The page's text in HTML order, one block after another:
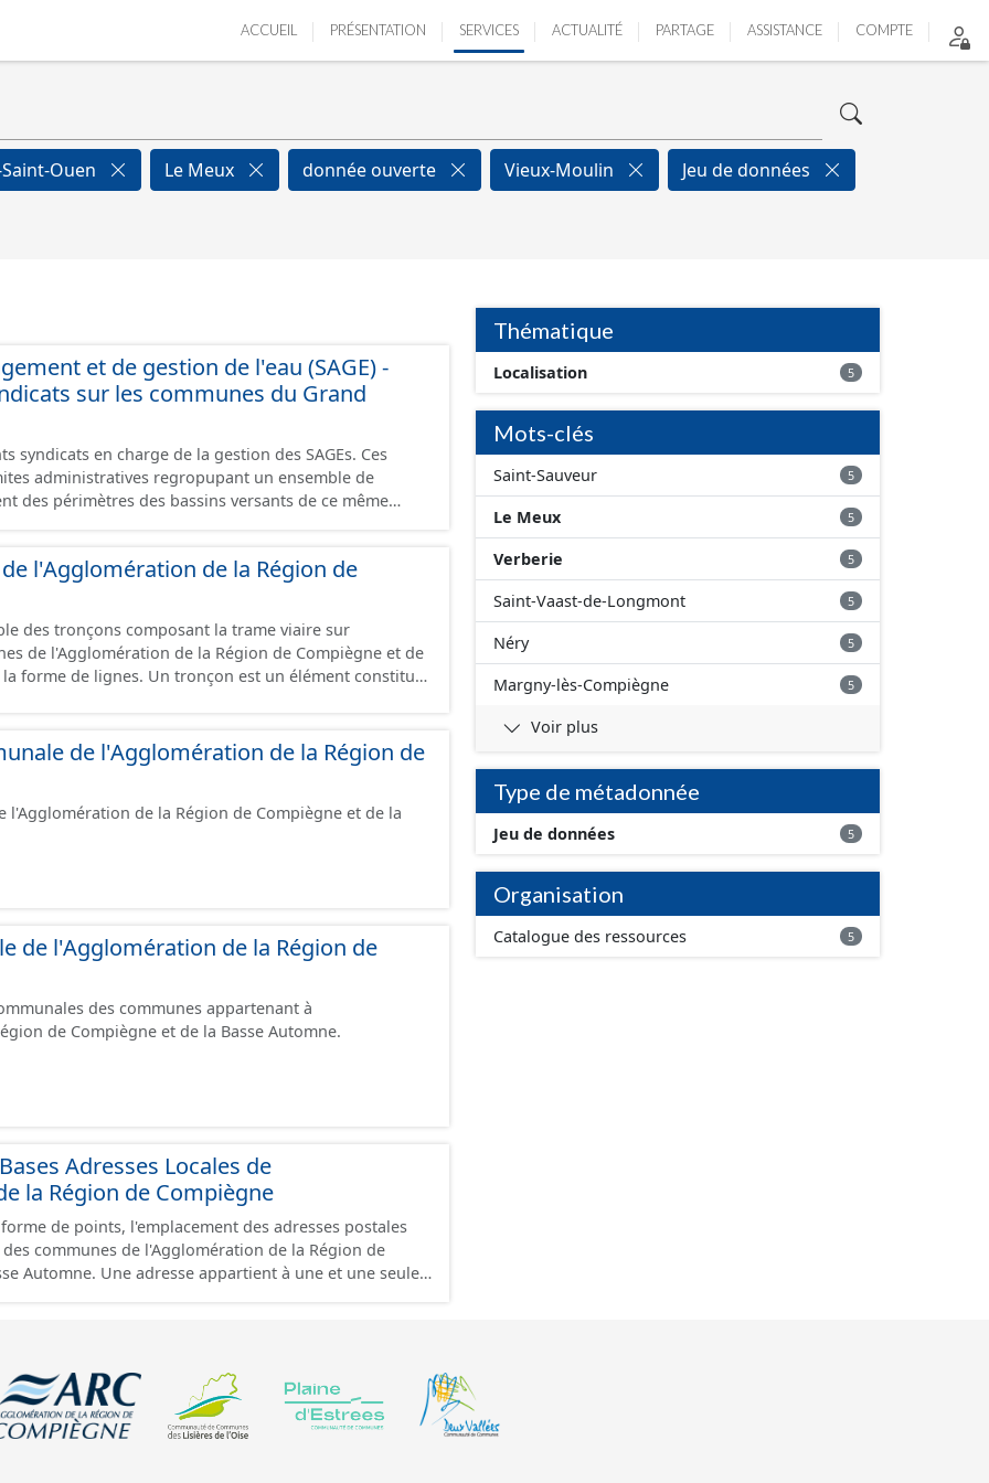
ACCUEIL PRÉSENTATION SERVICES ACTUALITÉ PARTAGE ASSISTANCE COMPTE
Ouen Le Meux donnée ouverte Vieux-Moulin Jeu de données
et de gestion de l'eau (SAGE) -
sur les communes du Grand
syndicats en charge de la gestion des SAGEs. Ces
administratives regropupant un ensemble de
des périmètres des bassins versants de ce même
ce jeu de données.
l'Agglomération de la Région de
des tronçons composant la trame viaire sur
de l'Agglomération de la Région de Compiègne et de
tronçon est un élément constitutif
de voies sont topologiques
correspondent à des intersections ou des
d'un chevauchement (cf paragraphe suivant). Les
chevauchement grâce à l'attribut « Franchissement ».
d’un tronçon routier ou ferré) : les
du mode de circulation (automobile ou modes doux) ;
(nombre de voies, ...) ; - un changement de
; - un changement de commune ; - une
situé au même niveau. L'ensemble des modes
chemin, piste cyclables, ...) ainsi que les modes doux
de l'Agglomération de la Région de
l'Agglomération de la Région de Compiègne et de la
de l'Agglomération de la Région de
des communes appartenant à
de Compiègne et de la Basse Automne.
Adresses Locales de
la Région de Compiègne
de points, l'emplacement des adresses postales
communes de l'Agglomération de la Région de
à une et une seule
l’entrée du bâtiment concerné (quand cette
A défaut de connaître l’entrée, l’adresse est placée sur
et positionnée en cohérence avec les adresses
Thématique
Localisation 5
Mots-clés
Saint-Sauveur 5
Le Meux 5
Verberie 5
Saint-Vaast-de-Longmont 5
Néry 5
Margny-lès-Compiègne 5
Voir plus
Type de métadonnée
Jeu de données 5
Organisation
Catalogue des ressources 5